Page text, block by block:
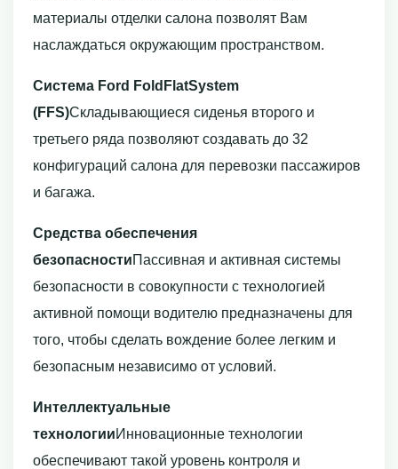
материалы отделки салона позволят Вам
наслаждаться окружающим пространством.
Система Ford FoldFlatSystem
(FFS)Складывающиеся сиденья второго и
третьего ряда позволяют создавать до 32
конфигураций салона для перевозки пассажиров
и багажа.
Средства обеспечения
безопасностиПассивная и активная системы
безопасности в совокупности с технологией
активной помощи водителю предназначены для
того, чтобы сделать вождение более легким и
безопасным независимо от условий.
Интеллектуальные
технологииИнновационные технологии
обеспечивают такой уровень контроля и